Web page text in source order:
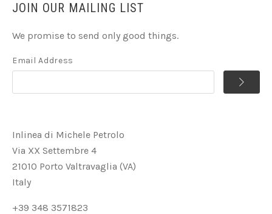
JOIN OUR MAILING LIST
We promise to send only good things.
Email Address
Inlinea di Michele Petrolo
Via XX Settembre 4
21010 Porto Valtravaglia (VA)
Italy
+39 348 3571823